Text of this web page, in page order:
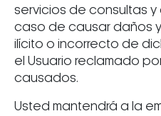
servicios de consultas y
caso de causar daños
ilícito o incorrecto de
el Usuario reclamado
causados.
Usted mantendrá a la